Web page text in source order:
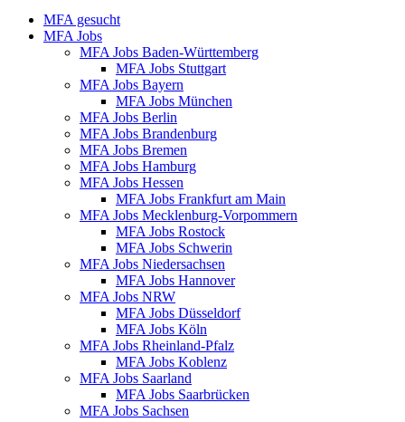
MFA gesucht
MFA Jobs
MFA Jobs Baden-Württemberg
MFA Jobs Stuttgart
MFA Jobs Bayern
MFA Jobs München
MFA Jobs Berlin
MFA Jobs Brandenburg
MFA Jobs Bremen
MFA Jobs Hamburg
MFA Jobs Hessen
MFA Jobs Frankfurt am Main
MFA Jobs Mecklenburg-Vorpommern
MFA Jobs Rostock
MFA Jobs Schwerin
MFA Jobs Niedersachsen
MFA Jobs Hannover
MFA Jobs NRW
MFA Jobs Düsseldorf
MFA Jobs Köln
MFA Jobs Rheinland-Pfalz
MFA Jobs Koblenz
MFA Jobs Saarland
MFA Jobs Saarbrücken
MFA Jobs Sachsen